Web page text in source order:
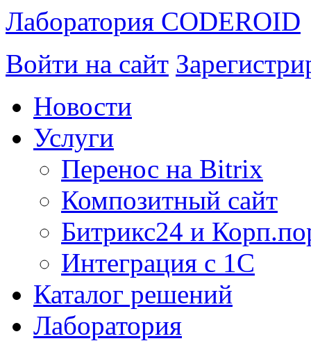
Лаборатория CODEROID
Войти на сайт
Новости
Услуги
Перенос на Bitrix
Композитный сайт
Битрикс24 и
Интеграция с 1С
Каталог решений
Лаборатория